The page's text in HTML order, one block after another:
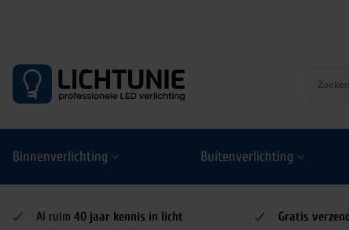
Binnenverlichting Buitenverlichting
Al ruim 40 jaar kennis in licht Gratis